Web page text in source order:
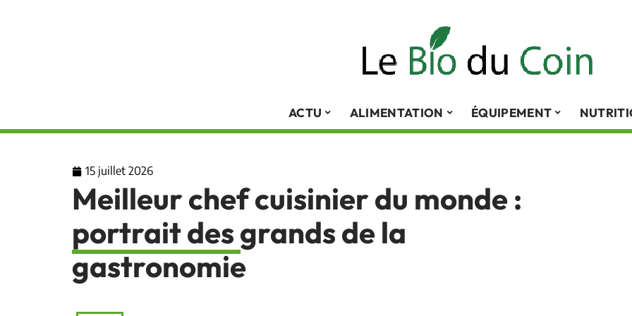
ACTU ALIMENTATION ÉQUIPEMENT
15 juillet 2026
Meilleur chef cuisinier du monde :
portrait des grands de la
gastronomie